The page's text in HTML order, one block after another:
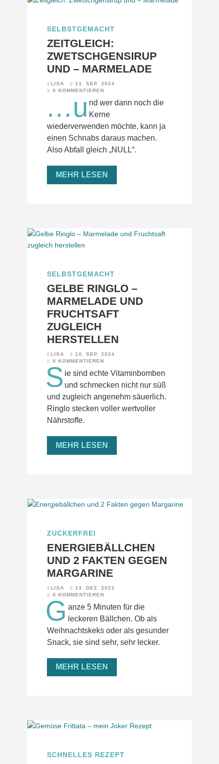
SELBSTGEMACHT
ZEITGLEICH:
ZWETSCHGENSIRUP
UND – MARMELADE
LISA
11. SEP. 2024
0 KOMMENTIEREN
…u nd wer dann noch die
Kerne
wiederverwenden möchte, kann ja
einen Schnabs daraus machen.
Also Abfall gleich „NULL“.
MEHR LESEN
SELBSTGEMACHT
GELBE RINGLO –
MARMELADE UND
FRUCHTSAFT
ZUGLEICH
HERSTELLEN
LISA
10. SEP. 2024
0 KOMMENTIEREN
S ie sind echte Vitaminbomben
und schmecken nicht nur süß
und zugleich angenehm säuerlich.
Ringlo stecken voller wertvoller
Nährstoffe.
MEHR LESEN
ZUCKERFREI
ENERGIEBÄLLCHEN
UND 2 FAKTEN GEGEN
MARGARINE
LISA
13. DEZ. 2023
0 KOMMENTIEREN
G anze 5 Minuten für die
leckeren Bällchen. Ob als
Weihnachtskeks oder als gesunder
Snack, sie sind sehr, sehr lecker.
MEHR LESEN
SCHNELLES REZEPT